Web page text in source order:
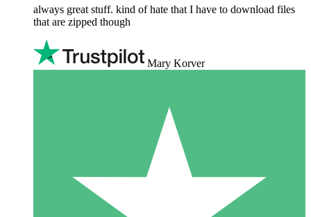
always great stuff. kind of hate that I have to download files
that are zipped though
Mary Korver